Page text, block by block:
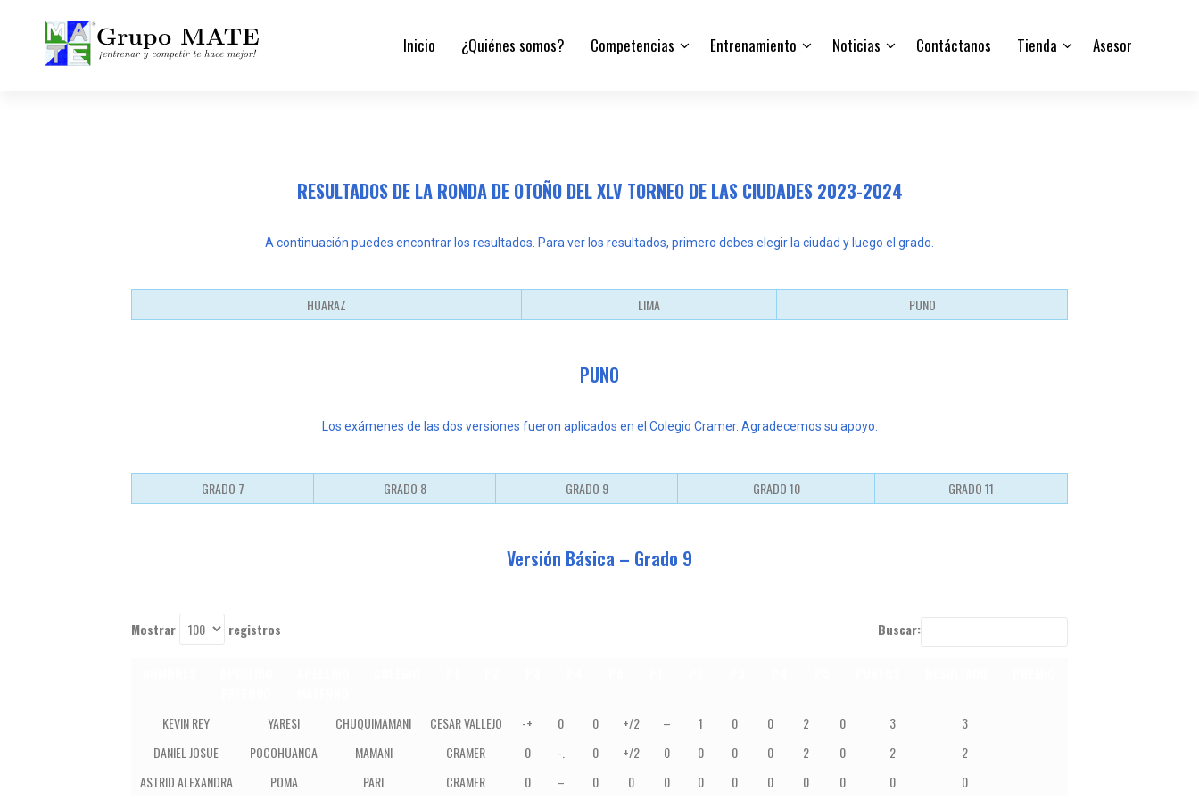
Inicio ¿Quiénes somos? Competencias Entrenamiento Noticias Contáctanos Tienda Asesor
RESULTADOS DE LA RONDA DE OTOÑO DEL XLV TORNEO DE LAS CIUDADES 2023-2024
A continuación puedes encontrar los resultados. Para ver los resultados, primero debes elegir la ciudad y luego el grado.
HUARAZ LIMA PUNO
PUNO
Los exámenes de las dos versiones fueron aplicados en el Colegio Cramer. Agradecemos su apoyo.
GRADO 7 GRADO 8 GRADO 9 GRADO 10 GRADO 11
Versión Básica – Grado 9
Mostrar registros Buscar:
NOMBRES
APELLIDO
APELLIDO
COLEGIO P1 P2 P3 P4 P1 P2 P3 P4 P5 PUNTOS RESULTADO
KEVIN REY YARESI CHUQUIMAMANI CESAR VALLEJO -+ 0 0 +/2 – 1 0 0 2 0 3
3
DANIEL JOSUE
POCOHUANCA MAMANI CRAMER 0 -. 0 +/2 0 0 0 0 2 0 2
2
ASTRID ALEXANDRA
POMA PARI CRAMER 0 – 0 0 0 0 0 0 0 0 0 0